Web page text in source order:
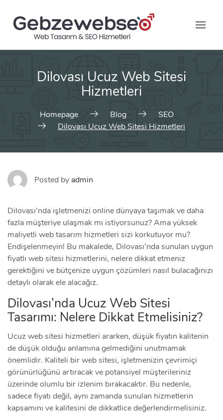
content
Dilovası Ucuz Web Sitesi
Hizmetleri
Homepage Blog
SEO
Dilovası Ucuz Web Sitesi Hizmetleri
Posted by admin
Dilovası’nda işletmenizi online dünyaya taşımak ve daha
fazla müşteriye ulaşmak mı istiyorsunuz? Ama yüksek
maliyetli web tasarım hizmetleri sizi korkutuyor mu?
Endişelenmeyin! Bu makalede, Dilovası’nda sunulan uygun
fiyatlı web sitesi hizmetlerini, nelere dikkat etmeniz
gerektiğini ve bütçenize uygun çözümleri nasıl bulacağınızı
detaylı olarak ele alacağız.
Dilovası’nda Ucuz Web Sitesi
Tasarımı: Nelere Dikkat Etmelisiniz?
Ucuz web sitesi hizmetleri ararken, düşük fiyatın kalitenin
de düşük olduğu anlamına gelmediğini unutmamak
önemlidir. Kaliteli bir web sitesi, işletmenizin çevrimiçi
görünürlüğünü artıracak ve potansiyel müşterileriniz
üzerinde olumlu bir izlenim bırakacaktır. Bu nedenle,
sadece fiyatı değil, aynı zamanda sunulan hizmetlerin
kapsamını ve kalitesini de dikkatlice değerlendirmelisiniz.